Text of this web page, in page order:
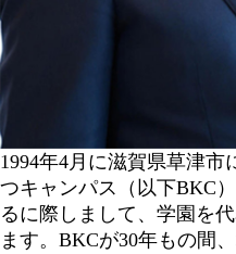
1994年4月に滋賀県草津市
つキャンパス（以下BKC
るに際しまして、学園を
ます。BKCが30年もの間